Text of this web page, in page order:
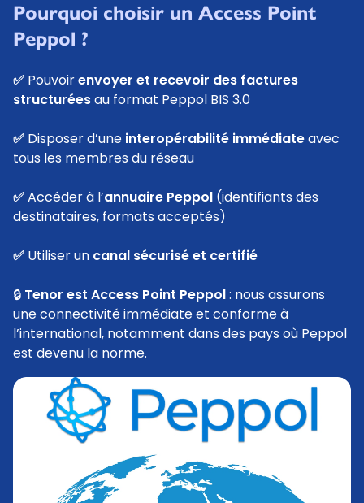
Pourquoi choisir un Access Point
Peppol ?
✅ Pouvoir envoyer et recevoir des factures
structurées au format Peppol BIS 3.0
✅ Disposer d’une interopérabilité immédiate avec
tous les membres du réseau
✅ Accéder à l’annuaire Peppol (identifiants des
destinataires, formats acceptés)
✅ Utiliser un canal sécurisé et certifié
🔒 Tenor est Access Point Peppol : nous assurons
une connectivité immédiate et conforme à
l’international, notamment dans des pays où Peppol
est devenu la norme.